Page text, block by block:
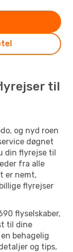
til
og nyd roen
døgnet
din flyrejse til
fra alle
er nemt,
flyrejser
flyselskaber,
til dine
behagelig
og tips,